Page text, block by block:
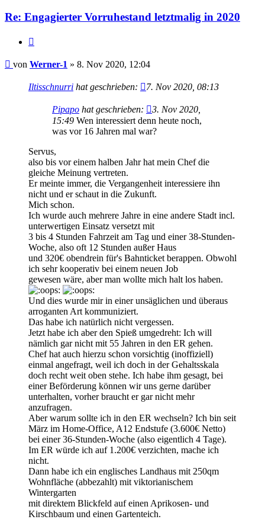
Re: Engagierter Vorruhestand letztmalig in 2020
Beitrag
von Werner-1 » 8. Nov 2020, 12:04
Iltisschnurri hat geschrieben: 7. Nov 2020, 08:13
Pipapo hat geschrieben:
3. Nov 2020,
15:49 Wen interessiert denn heute noch,
was vor 16 Jahren mal war?
Servus,
also bis vor einem halben Jahr hat mein Chef die
gleiche Meinung vertreten.
Er meinte immer, die Vergangenheit interessiere ihn
nicht und er schaut in die Zukunft.
Mich schon.
Ich wurde auch mehrere Jahre in eine andere Stadt incl.
unterwertigen Einsatz versetzt mit
3 bis 4 Stunden Fahrzeit am Tag und einer 38-Stunden-
Woche, also oft 12 Stunden außer Haus
und 320€ obendrein für's Bahnticket berappen. Obwohl
ich sehr kooperativ bei einem neuen Job
gewesen wäre, aber man wollte mich halt los haben.
Und dies wurde mir in einer unsäglichen und überaus
arroganten Art kommuniziert.
Das habe ich natürlich nicht vergessen.
Jetzt habe ich aber den Spieß umgedreht: Ich will
nämlich gar nicht mit 55 Jahren in den ER gehen.
Chef hat auch hierzu schon vorsichtig (inoffiziell)
einmal angefragt, weil ich doch in der Gehaltsskala
doch recht weit oben stehe. Ich habe ihm gesagt, bei
einer Beförderung können wir uns gerne darüber
unterhalten, vorher braucht er gar nicht mehr
anzufragen.
Aber warum sollte ich in den ER wechseln? Ich bin seit
März im Home-Office, A12 Endstufe (3.600€ Netto)
bei einer 36-Stunden-Woche (also eigentlich 4 Tage).
Im ER würde ich auf 1.200€ verzichten, mache ich
nicht.
Dann habe ich ein englisches Landhaus mit 250qm
Wohnfläche (abbezahlt) mit viktorianischem
Wintergarten
mit direktem Blickfeld auf einen Aprikosen- und
Kirschbaum und einen Gartenteich.